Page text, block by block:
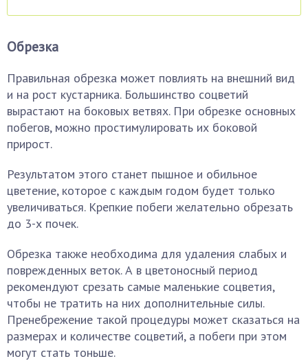
Обрезка
Правильная обрезка может повлиять на внешний вид
и на рост кустарника. Большинство соцветий
вырастают на боковых ветвях. При обрезке основных
побегов, можно простимулировать их боковой
прирост.
Результатом этого станет пышное и обильное
цветение, которое с каждым годом будет только
увеличиваться. Крепкие побеги желательно обрезать
до 3-х почек.
Обрезка также необходима для удаления слабых и
поврежденных веток. А в цветоносный период
рекомендуют срезать самые маленькие соцветия,
чтобы не тратить на них дополнительные силы.
Пренебрежение такой процедуры может сказаться на
размерах и количестве соцветий, а побеги при этом
могут стать тоньше.